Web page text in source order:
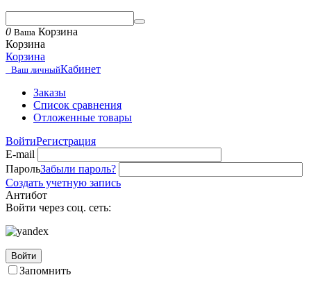
0 Ваша Корзина
Корзина
Корзина
Ваш личныйКабинет
Заказы
Список сравнения
Отложенные товары
ВойтиРегистрация
E-mail
ПарольЗабыли пароль?
Создать учетную запись
Антибот
Войти через соц. сеть:
Войти
Запомнить